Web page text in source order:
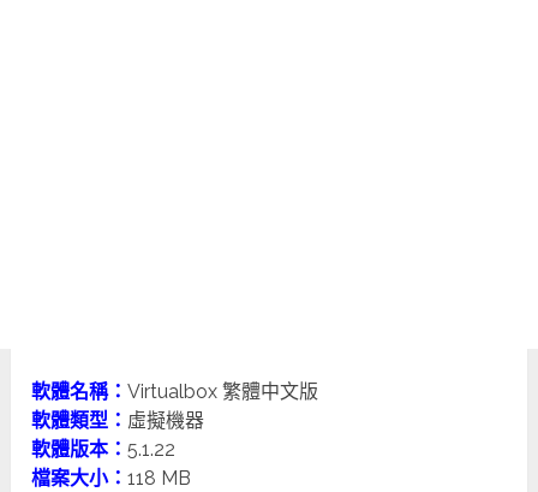
軟體名稱：Virtualbox 繁體中文版
軟體類型： 虛擬機器
軟體版本：5.1.22
檔案大小：118 MB